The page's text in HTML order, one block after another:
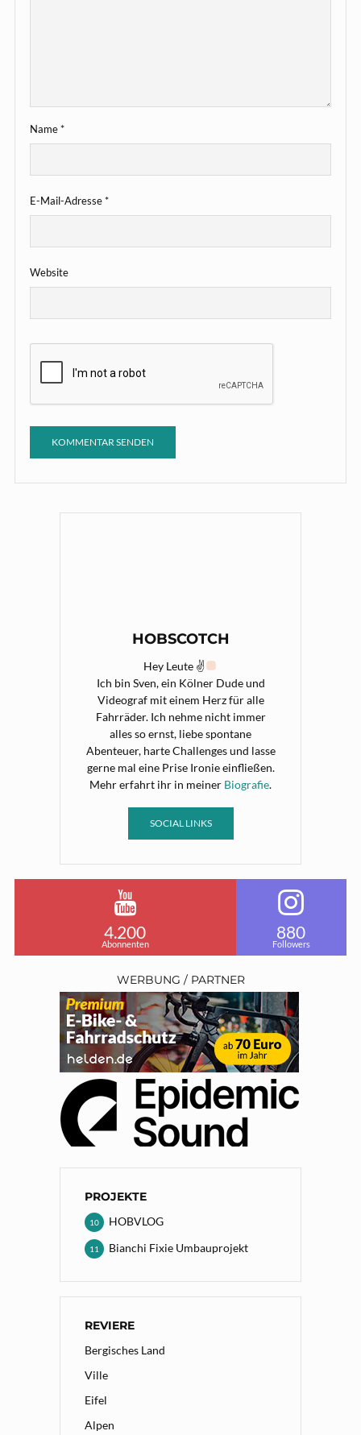
Name*
E-Mail-Adresse*
Website
HOBSCOTCH
Hey Leute ✌
Ich bin Sven, ein Kölner Dude und
Videograf mit einem Herz für alle
Fahrräder. Ich nehme nicht immer
alles so ernst, liebe spontane
Abenteuer, harte Challenges und lasse
gerne mal eine Prise Ironie einfließen.
Mehr erfahrt ihr in meiner Biografie.
SOCIAL LINKS
4.200
Abonnenten
880
Followers
WERBUNG / PARTNER
PROJEKTE
HOBVLOG
10
Bianchi Fixie Umbauprojekt
11
REVIERE
Bergisches Land
Ville
Eifel
Alpen